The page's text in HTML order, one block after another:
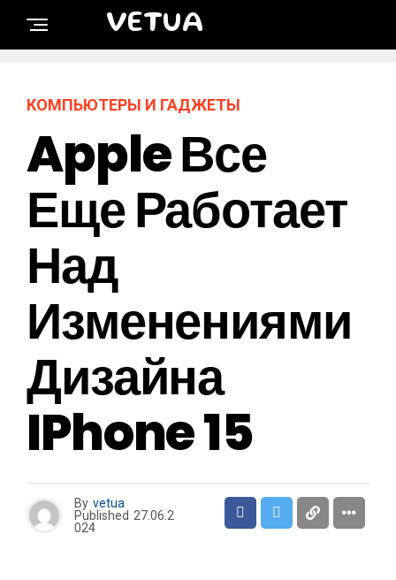
VETUA
КОМПЬЮТЕРЫ И ГАДЖЕТЫ
Apple Все
Еще Работает
Над
Изменениями
Дизайна
IPhone 15
By vetua
Published 27.06.2
024